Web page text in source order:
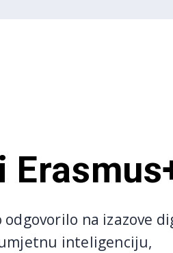
odgovorilo na izazove
inteligenciju,